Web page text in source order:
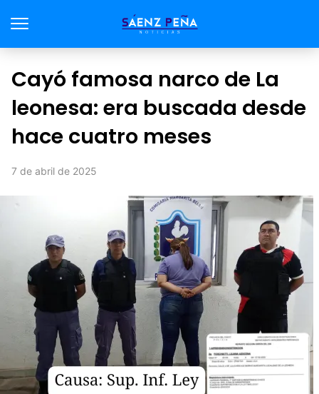
Cayó famosa narco de La
leonesa: era buscada desde
hace cuatro meses
7 de abril de 2025